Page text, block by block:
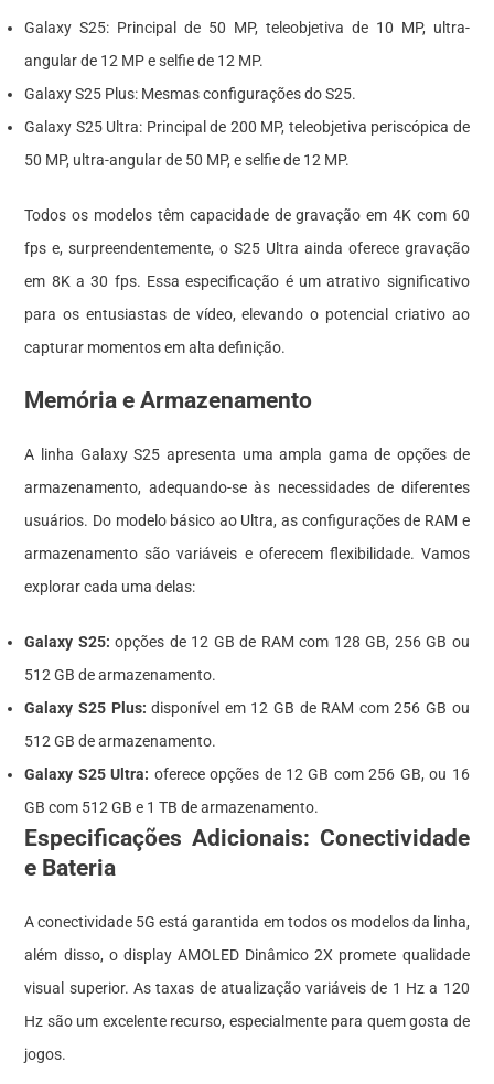
Galaxy S25: Principal de 50 MP, teleobjetiva de 10 MP, ultra-
angular de 12 MP e selfie de 12 MP.
Galaxy S25 Plus: Mesmas configurações do S25.
Galaxy S25 Ultra: Principal de 200 MP, teleobjetiva periscópica de
50 MP, ultra-angular de 50 MP, e selfie de 12 MP.
Todos os modelos têm capacidade de gravação em 4K com 60
fps e, surpreendentemente, o S25 Ultra ainda oferece gravação
em 8K a 30 fps. Essa especificação é um atrativo significativo
para os entusiastas de vídeo, elevando o potencial criativo ao
capturar momentos em alta definição.
Memória e Armazenamento
A linha Galaxy S25 apresenta uma ampla gama de opções de
armazenamento, adequando-se às necessidades de diferentes
usuários. Do modelo básico ao Ultra, as configurações de RAM e
armazenamento são variáveis e oferecem flexibilidade. Vamos
explorar cada uma delas:
Galaxy S25: opções de 12 GB de RAM com 128 GB, 256 GB ou
512 GB de armazenamento.
Galaxy S25 Plus: disponível em 12 GB de RAM com 256 GB ou
512 GB de armazenamento.
Galaxy S25 Ultra: oferece opções de 12 GB com 256 GB, ou 16
GB com 512 GB e 1 TB de armazenamento.
Especificações Adicionais: Conectividade
e Bateria
A conectividade 5G está garantida em todos os modelos da linha,
além disso, o display AMOLED Dinâmico 2X promete qualidade
visual superior. As taxas de atualização variáveis de 1 Hz a 120
Hz são um excelente recurso, especialmente para quem gosta de
jogos.